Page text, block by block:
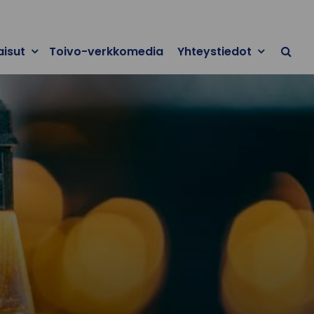
Toivo-verkkomedia Yhteystiedot